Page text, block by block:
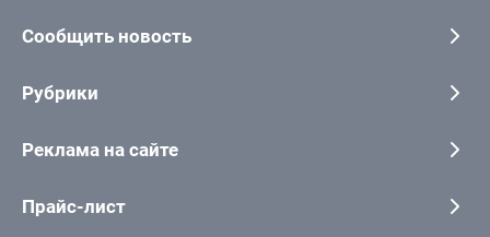
Сообщить новость
Рубрики
Реклама на сайте
Прайс-лист